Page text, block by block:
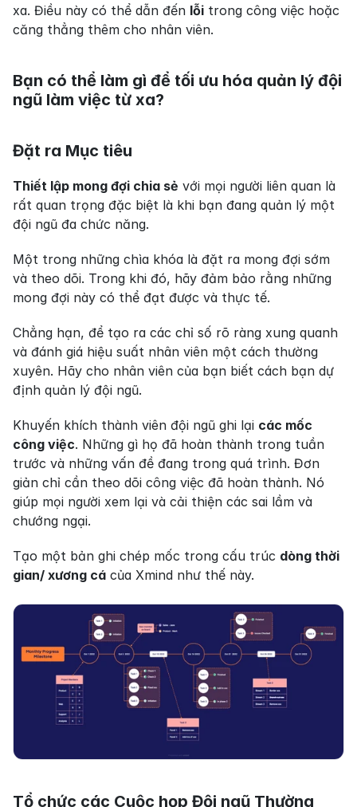
xa. Điều này có thể dẫn đến lỗi trong công việc hoặc
căng thẳng thêm cho nhân viên.
Bạn có thể làm gì để tối ưu hóa quản lý đội
ngũ làm việc từ xa?
Đặt ra Mục tiêu
Thiết lập mong đợi chia sẻ với mọi người liên quan là
rất quan trọng đặc biệt là khi bạn đang quản lý một
đội ngũ đa chức năng.
Một trong những chìa khóa là đặt ra mong đợi sớm
và theo dõi. Trong khi đó, hãy đảm bảo rằng những
mong đợi này có thể đạt được và thực tế.
Chẳng hạn, để tạo ra các chỉ số rõ ràng xung quanh
và đánh giá hiệu suất nhân viên một cách thường
xuyên. Hãy cho nhân viên của bạn biết cách bạn dự
định quản lý đội ngũ.
Khuyến khích thành viên đội ngũ ghi lại các mốc
công việc. Những gì họ đã hoàn thành trong tuần
trước và những vấn đề đang trong quá trình. Đơn
giản chỉ cần theo dõi công việc đã hoàn thành. Nó
giúp mọi người xem lại và cải thiện các sai lầm và
chướng ngại.
Tạo một bản ghi chép mốc trong cấu trúc dòng thời
gian/ xương cá của Xmind như thế này.
Tổ chức các Cuộc họp Đội ngũ Thường